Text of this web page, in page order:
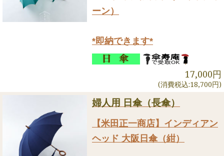
ーン）
*即納できます*
17,000円
(消費税込:18,700円)
婦人用 日傘（長傘）
【米田正一商店】インディアン
ヘッド 大阪日傘（紺）